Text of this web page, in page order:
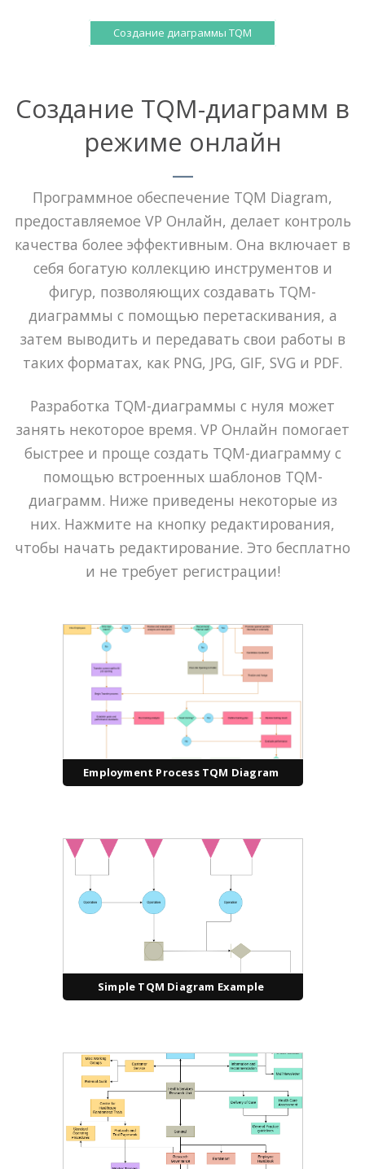
Создание диаграммы TQM
Создание TQM-диаграмм в
режиме онлайн
Программное обеспечение TQM Diagram,
предоставляемое VP Онлайн, делает контроль
качества более эффективным. Она включает в
себя богатую коллекцию инструментов и
фигур, позволяющих создавать TQM-
диаграммы с помощью перетаскивания, а
затем выводить и передавать свои работы в
таких форматах, как PNG, JPG, GIF, SVG и PDF.
Разработка TQM-диаграммы с нуля может
занять некоторое время. VP Онлайн помогает
быстрее и проще создать TQM-диаграмму с
помощью встроенных шаблонов TQM-
диаграмм. Ниже приведены некоторые из
них. Нажмите на кнопку редактирования,
чтобы начать редактирование. Это бесплатно
и не требует регистрации!
Employment Process TQM Diagram
Simple TQM Diagram Example